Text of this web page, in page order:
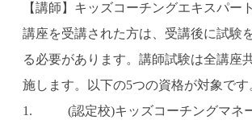
【講師】キッズコーチングエキスパー
講座を受講された方は、受講後に試験
る必要があります。講師試験は全講座
施します。以下の5つの資格が対象です
1. (認定校)キッズコーチングマネ